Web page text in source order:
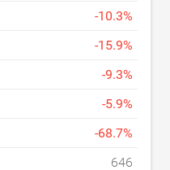
-10.3%
-15.9%
-9.3%
-5.9%
-68.7%
646